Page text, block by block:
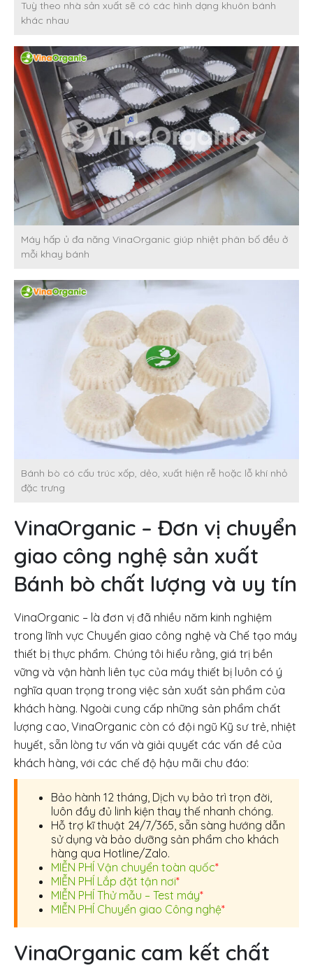
Tuỳ theo nhà sản xuất sẽ có các hình dạng khuôn bánh
khác nhau
Máy hấp ủ đa năng VinaOrganic giúp nhiệt phân bố đều ở
mỗi khay bánh
Bánh bò có cấu trúc xốp, dẻo, xuất hiện rễ hoặc lỗ khí nhỏ
đặc trưng
VinaOrganic – Đơn vị chuyển
giao công nghệ sản xuất
Bánh bò chất lượng và uy tín
VinaOrganic – là đơn vị đã nhiều năm kinh nghiệm
trong lĩnh vực Chuyển giao công nghệ và Chế tạo máy
thiết bị thực phẩm. Chúng tôi hiểu rằng, giá trị bền
vững và vận hành liên tục của máy thiết bị luôn có ý
nghĩa quan trọng trong việc sản xuất sản phẩm của
khách hàng. Ngoài cung cấp những sản phẩm chất
lượng cao, VinaOrganic còn có đội ngũ Kỹ sư trẻ, nhiệt
huyết, sẵn lòng tư vấn và giải quyết các vấn đề của
khách hàng, với các chế độ hậu mãi chu đáo:
Bảo hành 12 tháng, Dịch vụ bảo trì trọn đời,
luôn đầy đủ linh kiện thay thế nhanh chóng.
Hỗ trợ kĩ thuật 24/7/365, sẵn sàng hướng dẫn
sử dụng và bảo dưỡng sản phẩm cho khách
hàng qua Hotline/Zalo.
MIỄN PHÍ Vận chuyển toàn quốc*
MIỄN PHÍ Lắp đặt tận nơi*
MIỄN PHÍ Thử mẫu – Test máy*
MIỄN PHÍ Chuyển giao Công nghệ*
VinaOrganic cam kết chất